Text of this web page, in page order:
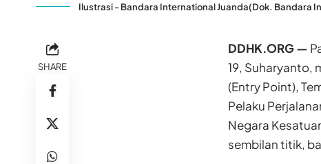
Ilustrasi - Bandara International Juanda(Dok. Bandara
SHARE
DDHK.ORG —
19, Suharyanto,
(Entry Point),
Pelaku
Negara
sembilan titik,